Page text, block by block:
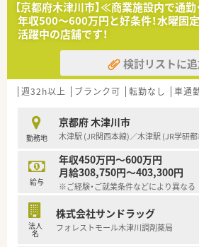
■外来以外にも在宅対応・地域活動に
■定年制は65歳、同じ会社で長く勤め
【京都府木津川市】≪商業施設内で通
年収500～600万円と好条件！水曜固
活躍中の店舗です！
検討リストに
週32h以上 ブランク可 転勤なし 車通
勤務地
京都府 木津川市
木津駅 (JR関西本線)／木津駅 (JR学研
給与
年収450万円～600万円
月給308,750円～403,300円
※ご経験・ご就業条件などにより異なる
法人
名
株式会社サンドラッグ
フォレストモール木津川調剤薬局